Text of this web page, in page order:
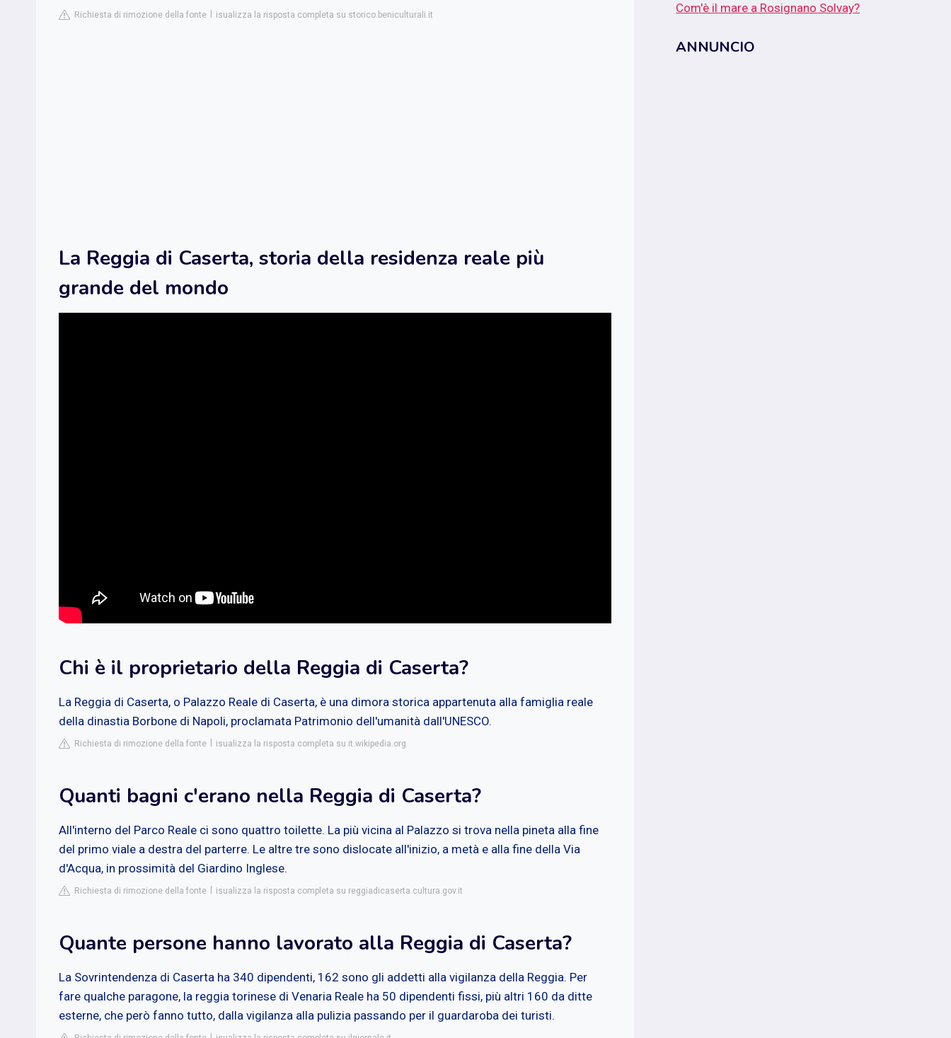
Richiesta di rimozione della fonte isualizza la risposta completa su storico.beniculturali.it
La Reggia di Caserta, storia della residenza reale più
grande del mondo
Chi è il proprietario della Reggia di Caserta?
La Reggia di Caserta, o Palazzo Reale di Caserta, è una dimora storica appartenuta alla famiglia reale
della dinastia Borbone di Napoli, proclamata Patrimonio dell'umanità dall'UNESCO.
Richiesta di rimozione della fonte isualizza la risposta completa su it.wikipedia.org
Quanti bagni c'erano nella Reggia di Caserta?
All'interno del Parco Reale ci sono quattro toilette. La più vicina al Palazzo si trova nella pineta alla fine
del primo viale a destra del parterre. Le altre tre sono dislocate all'inizio, a metà e alla fine della Via
d'Acqua, in prossimità del Giardino Inglese.
Richiesta di rimozione della fonte isualizza la risposta completa su reggiadicaserta.cultura.gov.it
Quante persone hanno lavorato alla Reggia di Caserta?
La Sovrintendenza di Caserta ha 340 dipendenti, 162 sono gli addetti alla vigilanza della Reggia. Per
fare qualche paragone, la reggia torinese di Venaria Reale ha 50 dipendenti fissi, più altri 160 da ditte
esterne, che però fanno tutto, dalla vigilanza alla pulizia passando per il guardaroba dei turisti.
Com'è il mare a Rosignano Solvay?
ANNUNCIO